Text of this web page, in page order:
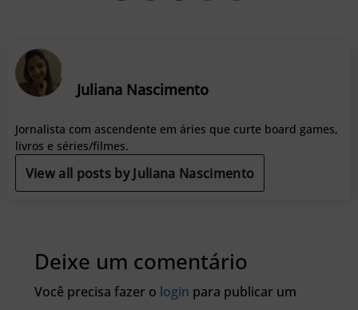
Juliana Nascimento
Jornalista com ascendente em áries que curte board games,
livros e séries/filmes.
View all posts by Juliana Nascimento
Deixe um comentário
Você precisa fazer o login para publicar um